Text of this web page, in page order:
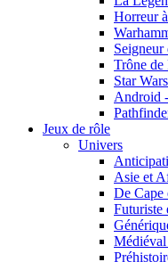
Horreur
Seigneur
Trône de
Star
Android
Jeux de rôle
Univers
Asie et
De Cape
Futuriste
Médiéval